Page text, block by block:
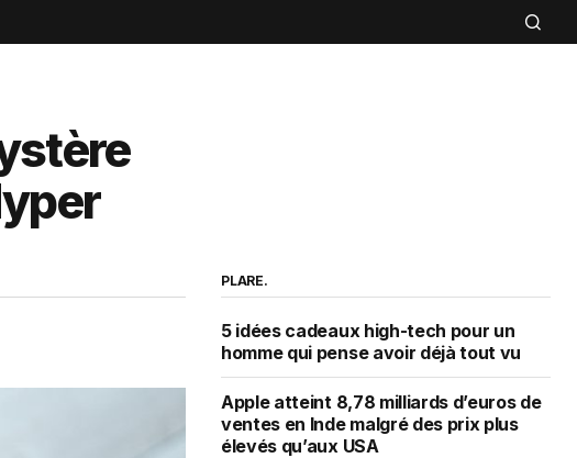
PLARE.
5 idées cadeaux high-tech pour un
homme qui pense avoir déjà tout vu
Apple atteint 8,78 milliards d’euros de
ventes en Inde malgré des prix plus
élevés qu’aux USA